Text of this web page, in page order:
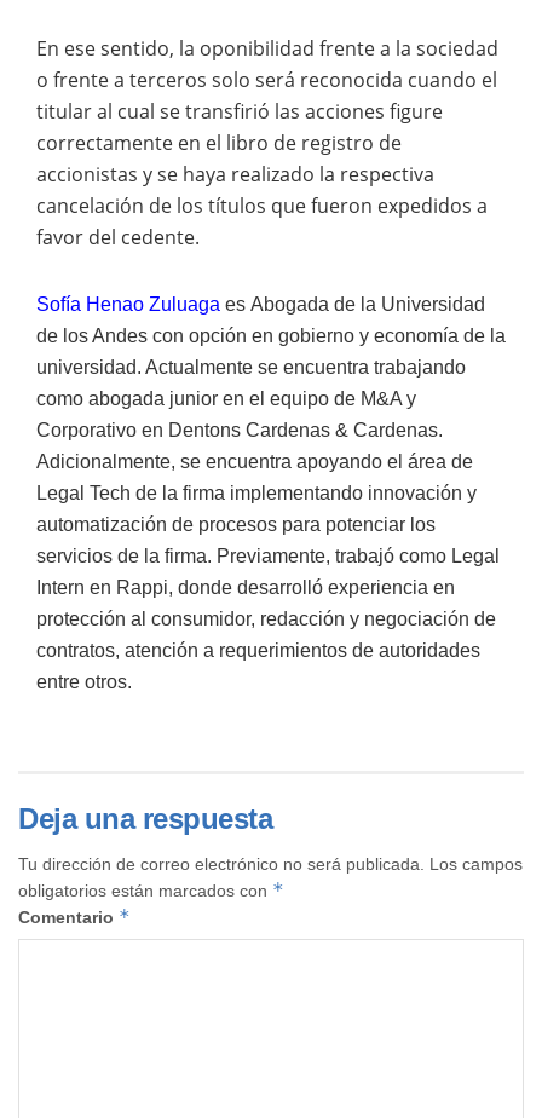
En ese sentido, la oponibilidad frente a la sociedad
o frente a terceros solo será reconocida cuando el
titular al cual se transfirió las acciones figure
correctamente en el libro de registro de
accionistas y se haya realizado la respectiva
cancelación de los títulos que fueron expedidos a
favor del cedente.
Sofía Henao Zuluaga es Abogada de la Universidad
de los Andes con opción en gobierno y economía de la
universidad. Actualmente se encuentra trabajando
como abogada junior en el equipo de M&A y
Corporativo en Dentons Cardenas & Cardenas.
Adicionalmente, se encuentra apoyando el área de
Legal Tech de la firma implementando innovación y
automatización de procesos para potenciar los
servicios de la firma. Previamente, trabajó como Legal
Intern en Rappi, donde desarrolló experiencia en
protección al consumidor, redacción y negociación de
contratos, atención a requerimientos de autoridades
entre otros.
Deja una respuesta
Tu dirección de correo electrónico no será publicada.
Los campos
obligatorios están marcados con *
Comentario *